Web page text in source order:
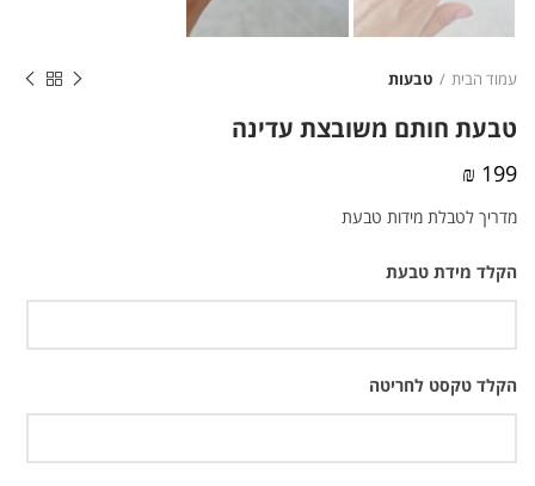
עמוד הבית טבעות
טבעת חותם משובצת עדינה
199 ₪
מדריך לטבלת מידות טבעת
הקלד מידת טבעת
הקלד טקסט לחריטה